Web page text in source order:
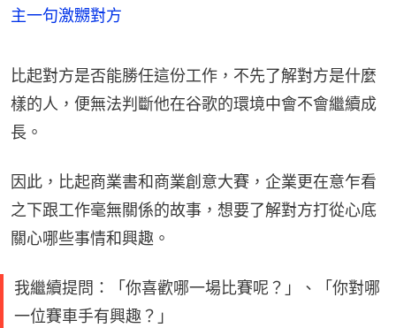
主一句激嬲對方
比起對方是否能勝任這份工作，不先了解對方是什麼
樣的人，便無法判斷他在谷歌的環境中會不會繼續成
長。
因此，比起商業書和商業創意大賽，企業更在意乍看
之下跟工作毫無關係的故事，想要了解對方打從心底
關心哪些事情和興趣。
我繼續提問：「你喜歡哪一場比賽呢？」、「你對哪
一位賽車手有興趣？」